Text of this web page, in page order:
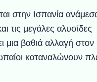
στην Ισπανία
τις μεγάλες αλυσίδες
μια βαθιά αλλαγή στον
καταναλώνουν